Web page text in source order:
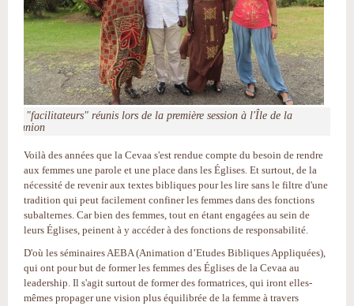
Les "facilitateurs" réunis lors de la première session à l'Île de la
Réunion
Voilà des années que la Cevaa s'est rendue compte du besoin de rendre
aux femmes une parole et une place dans les Églises. Et surtout, de la
nécessité de revenir aux textes bibliques pour les lire sans le filtre d'une
tradition qui peut facilement confiner les femmes dans des fonctions
subalternes. Car bien des femmes, tout en étant engagées au sein de
leurs Églises, peinent à y accéder à des fonctions de responsabilité.
D'où les séminaires AEBA (Animation d’Etudes Bibliques Appliquées),
qui ont pour but de former les femmes des Églises de la Cevaa au
leadership. Il s'agit surtout de former des formatrices, qui iront elles-
mêmes propager une vision plus équilibrée de la femme à travers